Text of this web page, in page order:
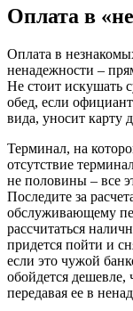
Оплата в
Оплата в
ненадежности –
Не стоит искушать
обед, если
вида, уносит карту
Терминал, на
отсутствие
не половины – все
Последите за
обслуживающему
рассчитаться
придется пойти и
если это чужой
обойдется дешевле,
передавая ее в